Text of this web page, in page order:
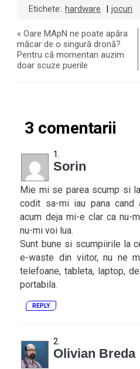
Etichete: hardware | jocuri
«Oare MApN ne poate apăra
măcar de o singură dronă?
Pentru că momentan auzim
doar scuze puerile
3 comentarii
Sorin
Mie mi se parea scump si
codit sa-mi iau pana
acum deja mi-e clar ca nu-
nu-mi voi lua.
Sunt bune si scumpiirile la
e-waste din viitor, nu ne
telefoane, tableta, laptop,
portabila.
REPLY
Olivian Breda